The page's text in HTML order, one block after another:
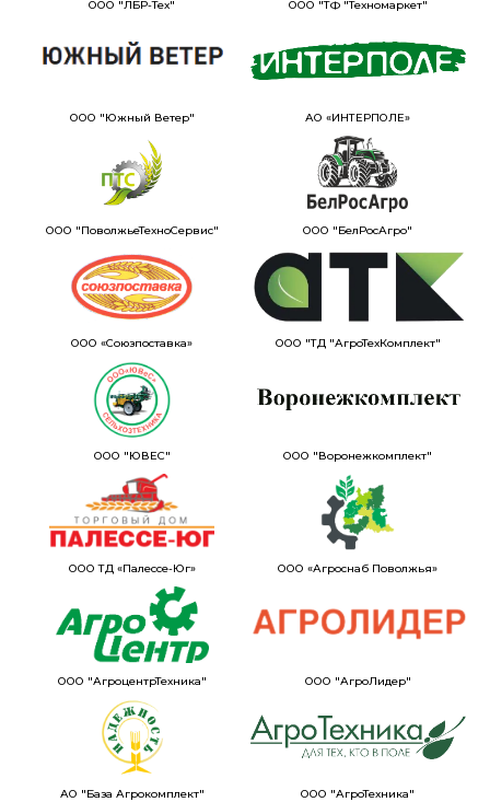
ООО "ЛБР-Тех" ООО "ТФ "Техномаркет"
ООО "Южный Ветер" АО «ИНТЕРПОЛЕ»
ООО "ПоволжьеТехноСервис" ООО "БелРосАгро"
ООО «Союзпоставка» ООО "ТД "АгроТехКомплект"
ООО "ЮВЕС" ООО "Воронежкомплект"
ООО ТД «Палессе-Юг» ООО «Агроснаб Поволжья»
ООО "АгроцентрТехника" ООО "АгроЛидер"
АО "База Агрокомплект" ООО "АгроТехника"